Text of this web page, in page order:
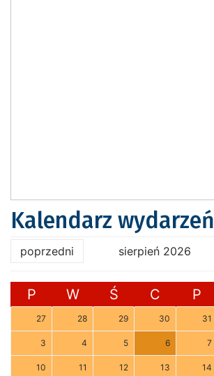
Kalendarz wydarzeń
poprzedni sierpień 2026
P W Ś C P
27 28 29 30 31
3 4 5 6 7
10 11 12 13 14